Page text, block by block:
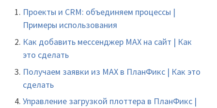
Проекты и CRM: объединяем процессы |
Примеры использования
Как добавить мессенджер MAX на сайт | Как
это сделать
Получаем заявки из MAX в ПланФикс | Как это
сделать
Управление загрузкой плоттера в ПланФикс |